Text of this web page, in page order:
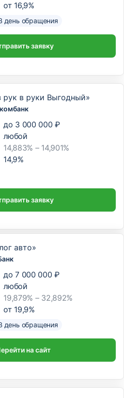
от 16,9%
день обращения
заявку
рук в руки Выгодный»
до 3 000 000 ₽
любой
14,883% – 14,901%
14,9%
заявку
авто»
до 7 000 000 ₽
любой
19,879% – 32,892%
от 19,9%
день обращения
на сайт